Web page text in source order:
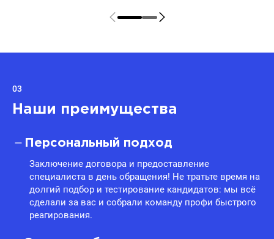
03
Наши преимущества
Персональный подход
Заключение договора и предоставление
специалиста в день обращения! Не тратьте время на
долгий подбор и тестирование кандидатов: мы всё
сделали за вас и собрали команду профи быстрого
реагирования.